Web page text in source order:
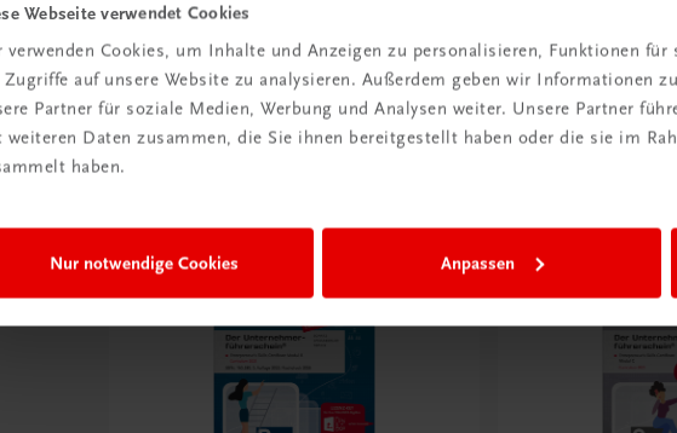
Webseite verwendet Cookies
verwenden Cookies, um Inhalte und Anzeigen zu personalisieren, Funktionen
Zugriffe auf unsere Website zu analysieren. Außerdem geben wir Informationen
Partner für soziale Medien, Werbung und Analysen weiter. Unsere Partner
weiteren Daten zusammen, die Sie ihnen bereitgestellt haben oder die sie im
haben.
Nur notwendige Cookies Anpassen
Der Unternehmerführerschein®
– Modul A – E-Book
E-Book in der TRAUNER-DigiBox
TRAUNER-DigiBox
– Modul A –
Book
E-Book in der
€ 8,50